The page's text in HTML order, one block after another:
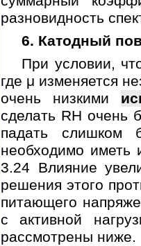
разновидность
6. Катодный
При условии,
где μ изменяется
очень низкими
сделать RH очень
падать слишком
необходимо
3.24 Влияние
решения этого
питающего
с активной
рассмотрены ниже.